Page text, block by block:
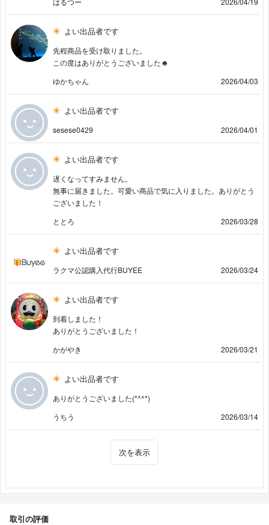
よい出品者です
先程商品を受け取りました。
この度はありがとうございました☻
ゆかちゃん
2026/04/03
よい出品者です
sesese0429 2026/04/01
よい出品者です
遅くなってすみません。
無事に届きました。可愛い商品で気に入りました。ありがとう
ございました！
ととろ
2026/03/28
よい出品者です
ラクマ公認購入代行BUYEE 2026/03/24
よい出品者です
到着しました！
ありがとうございました！
かがやき
2026/03/21
よい出品者です
ありがとうございました(*^^*)
うちう
2026/03/14
次を表示
取引の評価